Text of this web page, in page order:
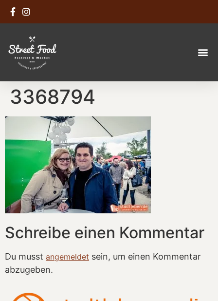
3368794
Schreibe einen Kommentar
Du musst angemeldet sein, um einen Kommentar
abzugeben.